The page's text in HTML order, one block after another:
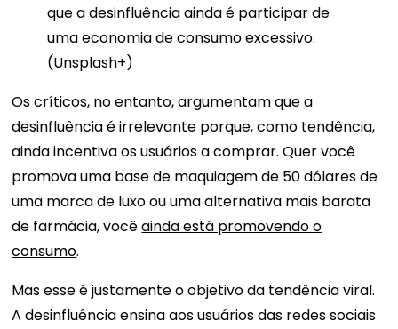
que a desinfluência ainda é participar de
uma economia de consumo excessivo.
(Unsplash+)
Os críticos, no entanto, argumentamque a
desinfluência é irrelevante porque, como tendência,
ainda incentiva os usuários a comprar. Quer você
promova uma base de maquiagem de 50 dólares de
uma marca de luxo ou uma alternativa mais barata
de farmácia, vocêainda está promovendo o
consumo.
Mas esse é justamente o objetivo da tendência viral.
A desinfluência ensina aos usuários das redes sociais